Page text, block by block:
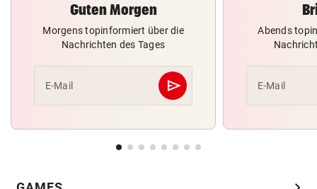
Guten Morgen
Morgens topinformiert über die
Nachrichten des Tages
E-Mail send
Abschicken
Abends
E-Mail